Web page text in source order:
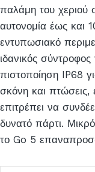
παλάμη του
αυτονομία έως και
εντυπωσιακό
ιδανικός σύντροφος
πιστοποίηση IP68
σκόνη και
επιτρέπει να
δυνατό πάρτι.
το Go 5